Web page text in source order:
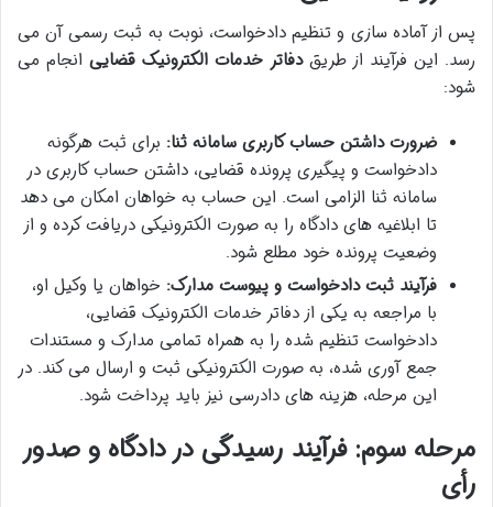
پس از آماده سازی و تنظیم دادخواست، نوبت به ثبت رسمی آن می
رسد. این فرآیند از طریقدفاتر خدمات الکترونیک قضاییانجام می
شود:
ضرورت داشتن حساب کاربری سامانه ثنا: برای ثبت هرگونه
دادخواست و پیگیری پرونده قضایی، داشتن حساب کاربری در
سامانه ثنا الزامی است. این حساب به خواهان امکان می دهد
تا ابلاغیه های دادگاه را به صورت الکترونیکی دریافت کرده و از
وضعیت پرونده خود مطلع شود.
فرآیند ثبت دادخواست و پیوست مدارک: خواهان یا وکیل او،
با مراجعه به یکی از دفاتر خدمات الکترونیک قضایی،
دادخواست تنظیم شده را به همراه تمامی مدارک و مستندات
جمع آوری شده، به صورت الکترونیکی ثبت و ارسال می کند. در
این مرحله، هزینه های دادرسی نیز باید پرداخت شود.
مرحله سوم: فرآیند رسیدگی در دادگاه و صدور
رأی